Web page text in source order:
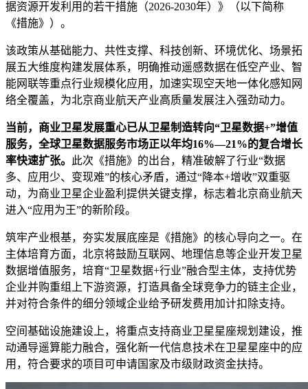
据资源开发利用的若干措施（2026-2030年）》（以下简称
《措施》）。
该政策从基础能力、共性支撑、科技创新、环境优化、场景拓
展五大维度构建发展体系，明确推动遥感数据在低空产业、智
能网联等重点行业规模化应用，加速实现空天地一体化感知网
络全覆盖，为北京商业航天产业高质量发展注入强劲动力。
当前，商业卫星发展重心已从卫星制造转向“卫星数据+”增值
服务，全球卫星数据服务市场正以年均16%—21%的复合增长
率快速扩张。
此次《措施》的出台，精准破解了行业“数据
多、应用少、变现难”的核心矛盾，通过“降本+增收”双重驱
动，为商业卫星企业盈利提供关键支撑，标志着北京商业航天
进入“应用为王”的新阶段。
筑牢产业根基，夯实发展底座是《措施》的核心导向之一。在
主体培育方面，北京将鼓励互联网、地理信息等企业开发卫星
数据增值服务，培育“卫星数据+行业”融合型主体，支持优势
企业并购重组上下游资源，打造具备全球竞争力的链主企业，
并对符合条件的细分领域企业给予研发费用加计扣除支持。
空间基础设施建设上，将重点支持商业卫星星座规划建设，推
动通导遥算能力融合，强化新一代信息技术在卫星星座中的应
用，符合要求的项目可申请国家及市级财政资金扶持。